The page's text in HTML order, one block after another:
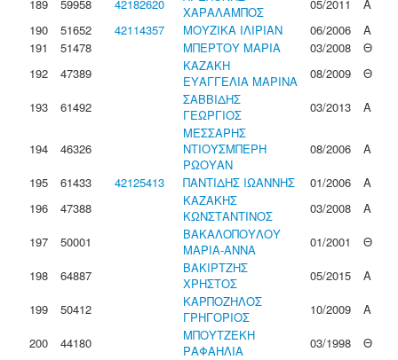
189
59958 42182620
ΧΑΡΑΛΑΜΠΟΣ
05/2011
Α
190
51652 42114357 ΜΟΥΖΙΚΑ ΙΛΙΡΙΑΝ 06/2006
Α
191
51478 ΜΠΕΡΤΟΥ ΜΑΡΙΑ 03/2008
Θ
192
47389
ΚΑΖΑΚΗ
ΕΥΑΓΓΕΛΙΑ ΜΑΡΙΝΑ
08/2009
Θ
193
61492
ΣΑΒΒΙΔΗΣ
ΓΕΩΡΓΙΟΣ
03/2013 Α
194 46326
ΜΕΣΣΑΡΗΣ
ΝΤΙΟΥΣΜΠΕΡΗ
ΡΩΟΥΑΝ
08/2006
Α
195
61433 42125413 ΠΑΝΤΙΔΗΣ ΙΩΑΝΝΗΣ 01/2006
Α
196
47388
ΚΑΖΑΚΗΣ
ΚΩΝΣΤΑΝΤΙΝΟΣ
03/2008
Α
197
50001
ΒΑΚΑΛOΠΟΥΛΟΥ
ΜΑΡΙΑ-ΑΝΝΑ
01/2001
Θ
198
64887
ΒΑΚΙΡΤΖΗΣ
ΧΡΗΣΤΟΣ
05/2015
Α
199
50412
ΚΑΡΠΟΖΗΛΟΣ
ΓΡΗΓΟΡΙΟΣ
10/2009
Α
200
44180
ΜΠΟΥΤΖΕΚΗ
ΡΑΦΑΗΛΙΑ
03/1998
Θ